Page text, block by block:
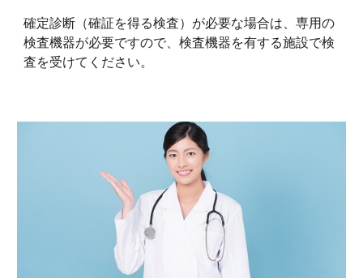
確定診断（確証を得る検査）が必要な場合は、専用の
検査機器が必要ですので、検査機器を有する施設で検
査を受けてください。